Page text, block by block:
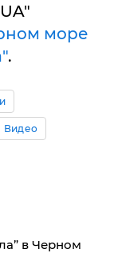
море
.
Видео
в Черном